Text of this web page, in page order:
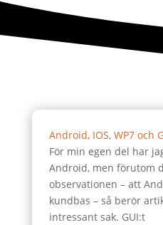
Android, IOS, WP7 och
För min egen del har
Android, men förutom
observationen – att
kundbas – så berör
intressant sak. GUI:t